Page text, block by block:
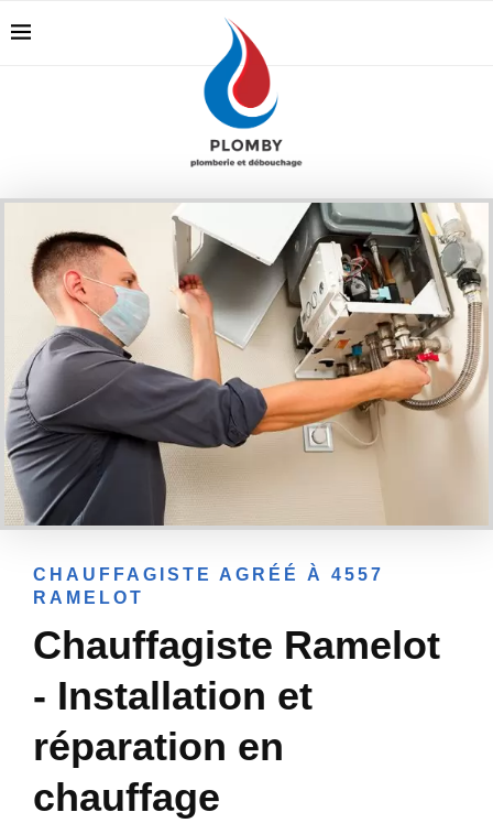
CHAUFFAGISTE AGRÉÉ À 4557
RAMELOT
Chauffagiste Ramelot
- Installation et
réparation en
chauffage